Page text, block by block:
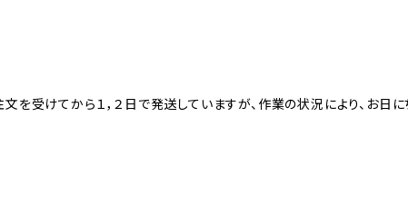
を受けてから１，２日で発送していますが、作業の状況により、お日